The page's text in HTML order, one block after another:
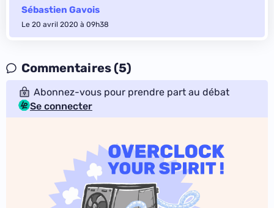
Sébastien Gavois
Le 20 avril 2020 à 09h38
Commentaires (5)
Abonnez-vous pour prendre part au débat
Se connecter